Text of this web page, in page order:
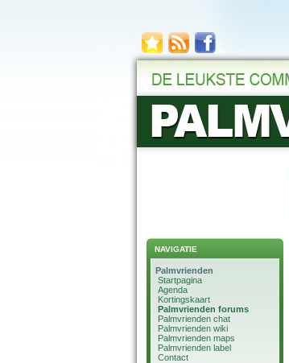
NAVIGATIE
Palmvrienden
Startpagina
Agenda
Kortingskaart
Palmvrienden forums
Palmvrienden chat
Palmvrienden wiki
Palmvrienden maps
Palmvrienden label
Contact